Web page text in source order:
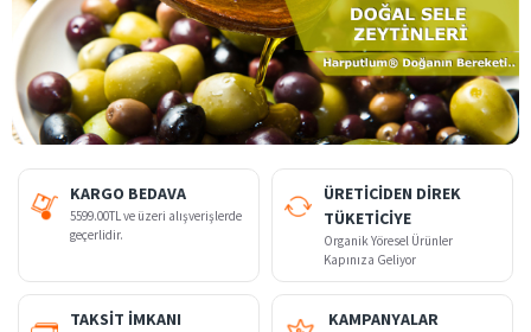
KARGO BEDAVA
5599.00TL ve üzeri alışverişlerde
geçerlidir.
ÜRETİCİDEN DİREK
TÜKETİCİYE
Organik Yöresel Ürünler
Kapınıza Geliyor
TAKSIT İMKANI KAMPANYALAR